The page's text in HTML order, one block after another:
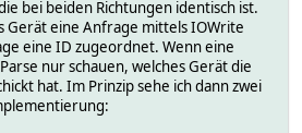
bei beiden Richtungen identisch ist.
Gerät eine Anfrage mittels IOWrite
eine ID zugeordnet. Wenn eine
nur schauen, welches Gerät die
hat. Im Prinzip sehe ich dann zwei